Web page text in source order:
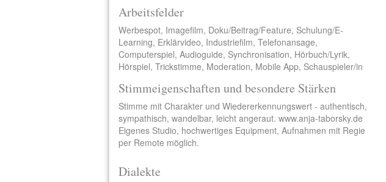
Arbeitsfelder
Werbespot, Imagefilm, Doku/Beitrag/Feature, Schulung/E-
Learning, Erklärvideo, Industriefilm, Telefonansage,
Computerspiel, Audioguide, Synchronisation, Hörbuch/Lyrik,
Hörspiel, Trickstimme, Moderation, Mobile App, Schauspieler/in
Stimmeigenschaften und besondere Stärken
Stimme mit Charakter und Wiedererkennungswert - authentisch,
sympathisch, wandelbar, leicht angeraut. www.anja-taborsky.de
Eigenes Studio, hochwertiges Equipment, Aufnahmen mit Regie
per Remote möglich.
Dialekte